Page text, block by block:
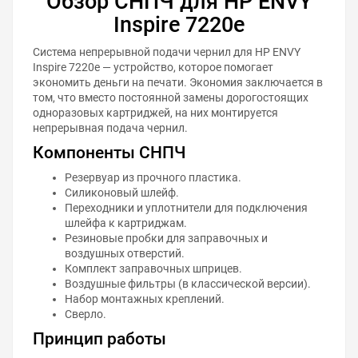
Inspire 7220e
Система непрерывной подачи чернил для HP ENVY
Inspire 7220e — устройство, которое помогает
экономить деньги на печати. Экономия заключается в
том, что вместо постоянной замены дорогостоящих
одноразовых картриджей, на них монтируется
непрерывная подача чернил.
Компоненты СНПЧ
Резервуар из прочного пластика.
Силиконовый шлейф.
Переходники и уплотнители для подключения
шлейфа к картриджам.
Резиновые пробки для заправочных и
воздушных отверстий.
Комплект заправочных шприцев.
Воздушные фильтры (в классической версии).
Набор монтажных креплений.
Сверло.
Принцип работы